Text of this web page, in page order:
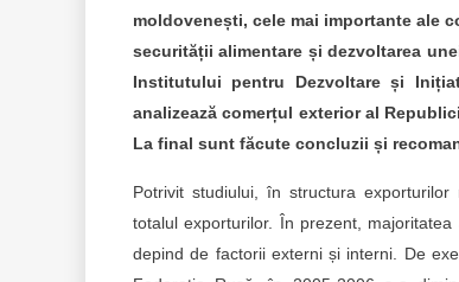
moldovenești, cele mai importante ale
securității alimentare și dezvoltarea
Institutului pentru Dezvoltare și
analizează comerțul exterior al
La final sunt făcute concluzii și
Potrivit studiului, în structura
totalul exporturilor. În prezent,
depind de factorii externi și interni. De